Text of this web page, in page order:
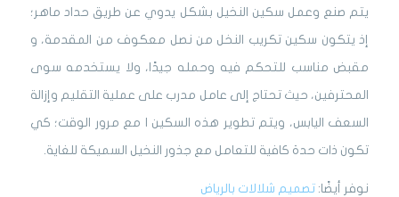
يتم صنع وعمل سكين النخيل بشكل يدوي عن طريق حداد ماهر؛
إذ يتكون سكين تكريب النخل من نصل معكوف من المقدمة، و
مقبض مناسب للتحكم فيه وحمله جيدًا، ولا يستخدمه سوى
المحترفين، حيث تحتاج إلى عامل مدرب على عملية التقليم وإزالة
السعف اليابس، ويتم تطوير هذه السكين ا مع مرور الوقت؛ كي
تكون ذات حدة كافية للتعامل مع جذور النخيل السميكة للغاية.
نوفر أيضًا: تصميم شلالات بالرياض